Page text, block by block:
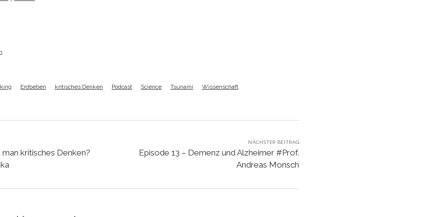
Erdbeben kritisches Denken Podcast Science Tsunami Wissenschaft
kritisches Denken?
NÄCHSTER BEITRAG
Episode 13 – Demenz und Alzheimer #Prof.
Andreas Monsch